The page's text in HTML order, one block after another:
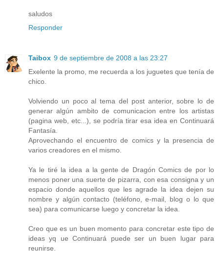
saludos
Responder
Taibox 9 de septiembre de 2008 a las 23:27
Exelente la promo, me recuerda a los juguetes que tenía de
chico.
Volviendo un poco al tema del post anterior, sobre lo de
generar algún ambito de comunicacion entre los artistas
(pagina web, etc...), se podría tirar esa idea en Continuará
Fantasía.
Aprovechando el encuentro de comics y la presencia de
varios creadores en el mismo.
Ya le tiré la idea a la gente de Dragón Comics de por lo
menos poner una suerte de pizarra, con esa consigna y un
espacio donde aquellos que les agrade la idea dejen su
nombre y algún contacto (teléfono, e-mail, blog o lo que
sea) para comunicarse luego y concretar la idea.
Creo que es un buen momento para concretar este tipo de
ideas yq ue Continuará puede ser un buen lugar para
reunirse.